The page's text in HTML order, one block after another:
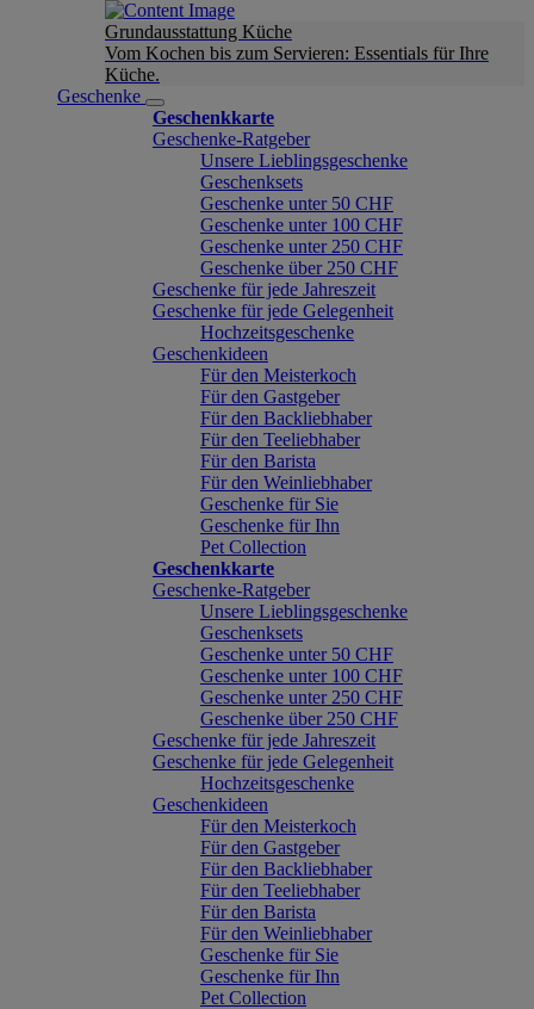
Grundausstattung Küche
Vom Kochen bis zum Servieren: Essentials für Ihre
Küche.
Geschenke
Geschenkkarte
Geschenke-Ratgeber
Unsere Lieblingsgeschenke
Geschenksets
Geschenke unter 50 CHF
Geschenke unter 100 CHF
Geschenke unter 250 CHF
Geschenke über 250 CHF
Geschenke für jede Jahreszeit
Geschenke für jede Gelegenheit
Hochzeitsgeschenke
Geschenkideen
Für den Meisterkoch
Für den Gastgeber
Für den Backliebhaber
Für den Teeliebhaber
Für den Barista
Für den Weinliebhaber
Geschenke für Sie
Geschenke für Ihn
Pet Collection
Geschenkkarte
Geschenke-Ratgeber
Unsere Lieblingsgeschenke
Geschenksets
Geschenke unter 50 CHF
Geschenke unter 100 CHF
Geschenke unter 250 CHF
Geschenke über 250 CHF
Geschenke für jede Jahreszeit
Geschenke für jede Gelegenheit
Hochzeitsgeschenke
Geschenkideen
Für den Meisterkoch
Für den Gastgeber
Für den Backliebhaber
Für den Teeliebhaber
Für den Barista
Für den Weinliebhaber
Geschenke für Sie
Geschenke für Ihn
Pet Collection